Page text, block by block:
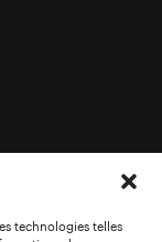
technologies telles